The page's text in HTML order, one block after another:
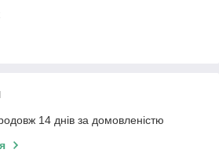
14 днів за домовленістю